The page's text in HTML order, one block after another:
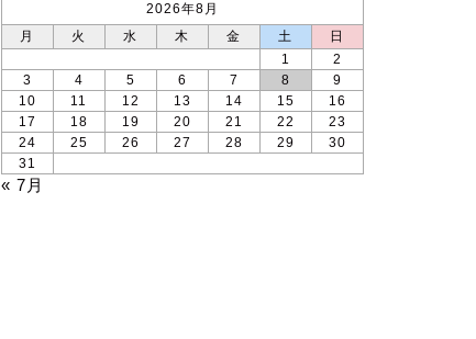
2026年8月
月
火 水 木 金 土
日
1
2
3
4 5 6 7 8
9
10
11 12 13 14 15
16
17
18 19 20 21 22
23
24
25 26 27 28 29
30
31
« 7月